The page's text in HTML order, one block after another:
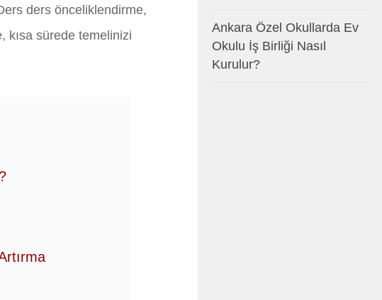
ders önceliklendirme,
kısa sürede temelinizi
Ankara Özel Okullarda Ev
Okulu İş Birliği Nasıl
Kurulur?